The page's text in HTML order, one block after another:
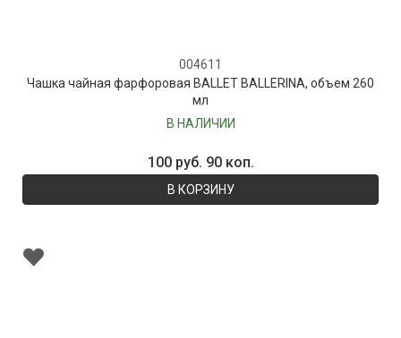
004611
Чашка чайная фарфоровая BALLET BALLERINA, объем 260
мл
В НАЛИЧИИ
100 руб. 90 коп.
В КОРЗИНУ